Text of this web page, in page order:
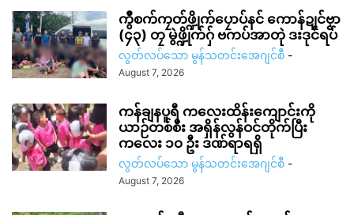
ကွဳစက်ကၠတ်ဖ္ဍိုက်ပၠောပ်နင် ကောန်ဍုင်ဗၟာ
(၄၃) တၠ မွဲဖ္ဍိုက်ဂှ် ဗကပ်အာတုဲ ဒးဒုင်ရပ်
လွတ်လပ်သော မွန်သတင်းအေဂျင်စီ -
August 7, 2026
ကန်ချနပူရီ ကလေးထိန်းကျောင်းကို
ယာဉ်တစ်စီး အရှိန်လွန်ဝင်တိုက်ပြီး
ကလေး ၁၀ ဦး ဒဏ်ရာရရှိ
လွတ်လပ်သော မွန်သတင်းအေဂျင်စီ -
August 7, 2026